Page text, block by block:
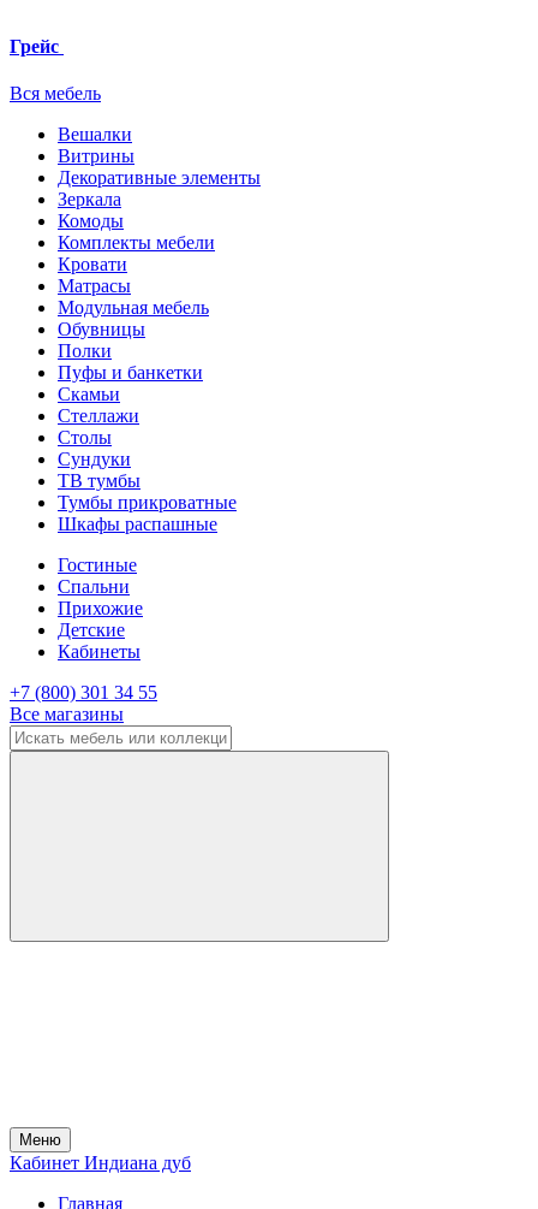
Грейс
Вся мебель
Вешалки
Витрины
Декоративные элементы
Зеркала
Комоды
Комплекты мебели
Кровати
Матрасы
Модульная мебель
Обувницы
Полки
Пуфы и банкетки
Скамьи
Стеллажи
Столы
Сундуки
ТВ тумбы
Тумбы прикроватные
Шкафы распашные
Гостиные
Спальни
Прихожие
Детские
Кабинеты
+7 (800) 301 34 55
Все магазины
Меню
Кабинет Индиана дуб
Главная